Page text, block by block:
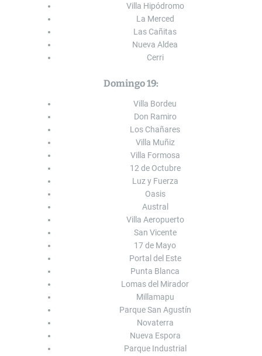
Villa Hipódromo
La Merced
Las Cañitas
Nueva Aldea
Cerri
Domingo 19:
Villa Bordeu
Don Ramiro
Los Chañares
Villa Muñiz
Villa Formosa
12 de Octubre
Luz y Fuerza
Oasis
Austral
Villa Aeropuerto
San Vicente
17 de Mayo
Portal del Este
Punta Blanca
Lomas del Mirador
Millamapu
Parque San Agustín
Novaterra
Nueva Espora
Parque Industrial